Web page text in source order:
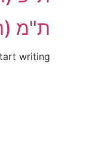
ת"מ (חי') 3515/97‏ מדינת ישראל נ'
writing!